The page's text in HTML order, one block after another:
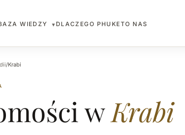
WIEDZY ▾ DLACZEGO PHUKETO NAS
/Krabi
wKrabi